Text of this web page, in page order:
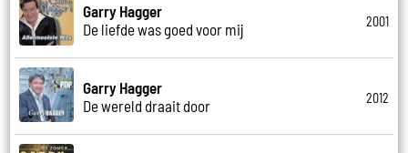
Garry Hagger
De liefde was goed voor mij
2001
Garry Hagger
De wereld draait door
2012